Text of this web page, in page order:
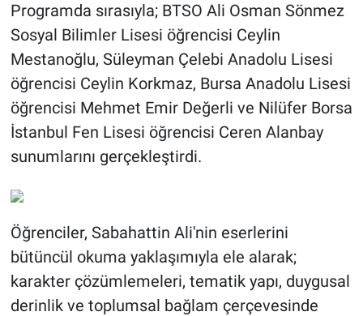
Programda sırasıyla; BTSO Ali Osman Sönmez
Sosyal Bilimler Lisesi öğrencisi Ceylin
Mestanoğlu, Süleyman Çelebi Anadolu Lisesi
öğrencisi Ceylin Korkmaz, Bursa Anadolu Lisesi
öğrencisi Mehmet Emir Değerli ve Nilüfer Borsa
İstanbul Fen Lisesi öğrencisi Ceren Alanbay
sunumlarını gerçekleştirdi.
Öğrenciler, Sabahattin Ali'nin eserlerini
bütüncül okuma yaklaşımıyla ele alarak;
karakter çözümlemeleri, tematik yapı, duygusal
derinlik ve toplumsal bağlam çerçevesinde